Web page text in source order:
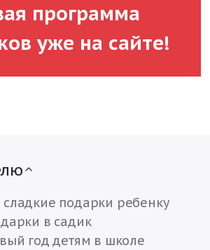
программа
уже на сайте!
подарки ребенку
в садик
год детям в школе